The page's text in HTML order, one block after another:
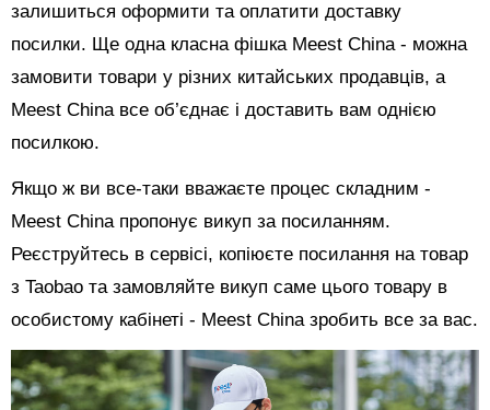
залишиться оформити та оплатити доставку
посилки. Ще одна класна фішка Meest China - можна
замовити товари у різних китайських продавців, а
Meest China все об’єднає і доставить вам однією
посилкою.
Якщо ж ви все-таки вважаєте процес складним -
Meest China пропонує викуп за посиланням.
Реєструйтесь в сервісі, копіюєте посилання на товар
з Taobao та замовляйте викуп саме цього товару в
особистому кабінеті - Meest China зробить все за вас.